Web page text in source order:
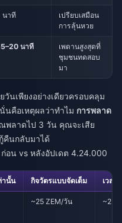
นาที
เปรียบเสมือน
การลุ้นหวย
นาที
เพดานสูงสุดที่
ชุมชนทดสอบ
มา
วันเพียงอย่างเดียวครอบคลุม
นคือเหตุผลว่าทำไม การพลาด
พลาดไป 3 วัน คุณจะเสีย
คืนกลับมาได้
อน vs หลังอัปเดต 4.24.000
านั้น กิจวัตรแบบจัดเต็ม เวลา
~25 ZEM/วัน ~2 วัน